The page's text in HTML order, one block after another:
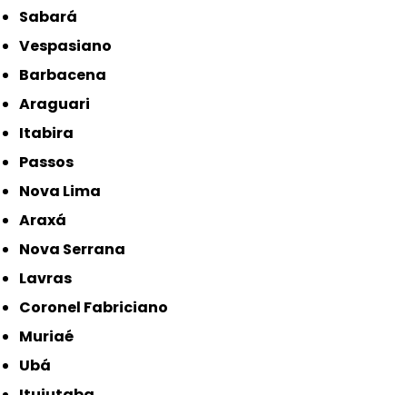
Sabará
Vespasiano
Barbacena
Araguari
Itabira
Passos
Nova Lima
Araxá
Nova Serrana
Lavras
Coronel Fabriciano
Muriaé
Ubá